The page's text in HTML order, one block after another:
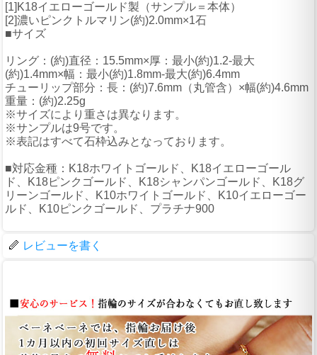
[1]K18イエローゴールド製（サンプル＝本体）
[2]濃いピンクトルマリン(約)2.0mm×1石
■サイズ
リング：(約)直径：15.5mm×厚：最小(約)1.2-最大
(約)1.4mm×幅：最小(約)1.8mm-最大(約)6.4mm
チューリップ部分：長：(約)7.6mm（丸管含）×幅(約)4.6mm
重量：(約)2.25g
※サイズにより重さは異なります。
※サンプルは9号です。
※表記はすべて石枠込みとなっております。
■対応金種：K18ホワイトゴールド、K18イエローゴール
ド、K18ピンクゴールド、K18シャンパンゴールド、K18グ
リーンゴールド、K10ホワイトゴールド、K10イエローゴー
ルド、K10ピンクゴールド、プラチナ900
レビューを書く